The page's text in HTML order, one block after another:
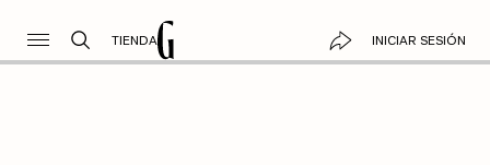
TIENDA INICIAR SESIÓN